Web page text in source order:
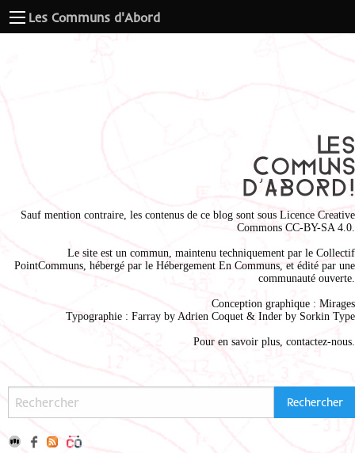
Les Communs d'Abord
Sauf mention contraire, les contenus de ce blog sont sous Licence Creative
Commons CC-BY-SA 4.0
Le site est un commun, maintenu techniquement par le Collectif
PointCommuns , hébergé par le Hébergement En Communs , et édité par une
communauté ouverte.
Conception graphique : Mirages
Typographie : Farray by Adrien Coquet & Inder by Sorkin Type
Pour en savoir plus, contactez-nous